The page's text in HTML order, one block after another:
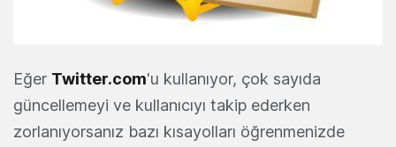
Eğer Twitter.com'u kullanıyor, çok sayıda
güncellemeyi ve kullanıcıyı takip ederken
zorlanıyorsanız bazı kısayolları öğrenmenizde